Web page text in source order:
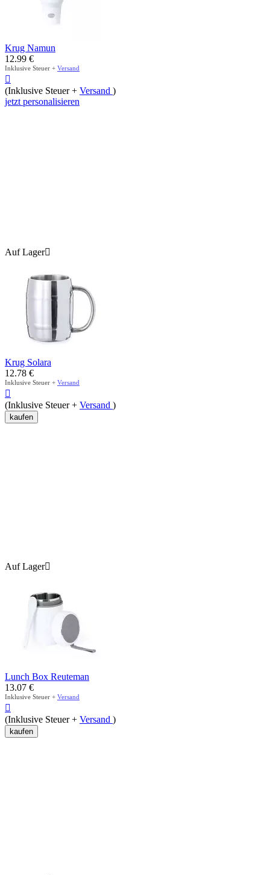
Krug Namun
12.99 €
Inklusive Steuer + Versand

(Inklusive Steuer + Versand )
jetzt personalisieren
Auf Lager
Krug Solara
12.78 €
Inklusive Steuer + Versand

(Inklusive Steuer + Versand )
kaufen
Auf Lager
Lunch Box Reuteman
13.07 €
Inklusive Steuer + Versand

(Inklusive Steuer + Versand )
kaufen